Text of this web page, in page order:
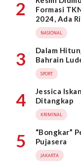
2
Formasi
2024, Ada
Wahid
NASIONAL
3
Dalam
Bahrain
SPORT
4
Jessica
Ditangkap
KRIMINAL
5
“Bongkar”
Pujasera
JAKARTA